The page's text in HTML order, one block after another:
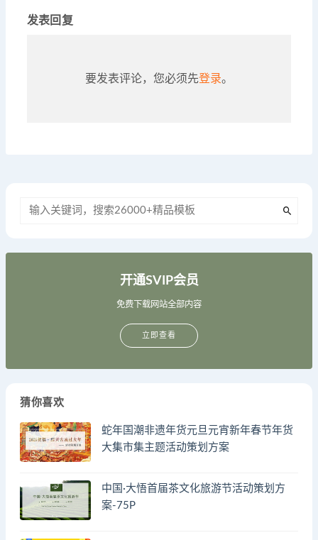
发表回复
要发表评论，您必须先登录。
开通SVIP会员
免费下载网站全部内容
立即查看
猜你喜欢
蛇年国潮非遗年货元旦元宵新年春节年货
大集市集主题活动策划方案
中国·大悟首届茶文化旅游节活动策划方
案-75P